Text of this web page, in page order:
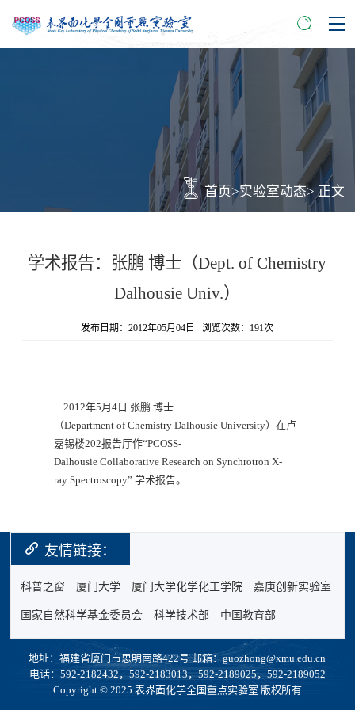
首页>实验室动态> 正文
学术报告：张鹏 博士（Dept. of Chemistry
Dalhousie Univ.）
发布日期：2012年05月04日 浏览次数： 191次
2012年5月4日 张鹏 博士
（Department of Chemistry Dalhousie University）在卢
嘉锡楼202报告厅作“PCOSS-
Dalhousie Collaborative Research on Synchrotron X-
ray Spectroscopy” 学术报告。
友情链接：
科普之窗 厦门大学 厦门大学化学化工学院 嘉庚创新实验室
国家自然科学基金委员会 科学技术部 中国教育部
地址：福建省厦门市思明南路422号 邮箱：guozhong@xmu.edu.cn
电话：592-2182432，592-2183013，592-2189025，592-2189052
Copyright © 2025 表界面化学全国重点实验室 版权所有